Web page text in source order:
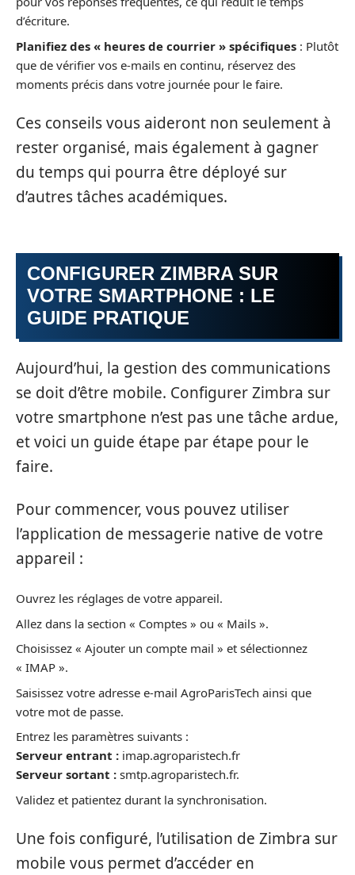
d’écriture.
Planifiez des « heures de courrier » spécifiques : Plutôt
que de vérifier vos e-mails en continu, réservez des
moments précis dans votre journée pour le faire.
Ces conseils vous aideront non seulement à
rester organisé, mais également à gagner
du temps qui pourra être déployé sur
d’autres tâches académiques.
CONFIGURER ZIMBRA SUR
VOTRE SMARTPHONE : LE
GUIDE PRATIQUE
Aujourd’hui, la gestion des communications
se doit d’être mobile. Configurer Zimbra sur
votre smartphone n’est pas une tâche ardue,
et voici un guide étape par étape pour le
faire.
Pour commencer, vous pouvez utiliser
l’application de messagerie native de votre
appareil :
Ouvrez les réglages de votre appareil.
Allez dans la section « Comptes » ou « Mails ».
Choisissez « Ajouter un compte mail » et sélectionnez
« IMAP ».
Saisissez votre adresse e-mail AgroParisTech ainsi que
votre mot de passe.
Entrez les paramètres suivants :
Serveur entrant : imap.agroparistech.fr
Serveur sortant : smtp.agroparistech.fr.
Validez et patientez durant la synchronisation.
Une fois configuré, l’utilisation de Zimbra sur
mobile vous permet d’accéder en